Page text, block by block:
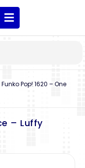
Funko Pop! 1620 – One
– Luffy